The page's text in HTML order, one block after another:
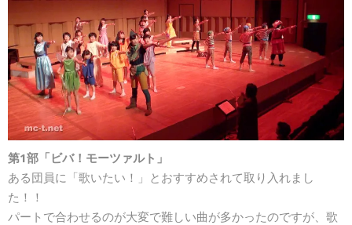
第1部「ビバ！モーツァルト」
ある団員に「歌いたい！」とおすすめされて取り入れまし
た！！
パートで合わせるのが大変で難しい曲が多かったのですが、歌